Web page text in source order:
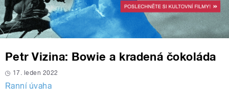
Petr Vizina: Bowie a kradená čokoláda
17. leden 2022
Ranní úvaha